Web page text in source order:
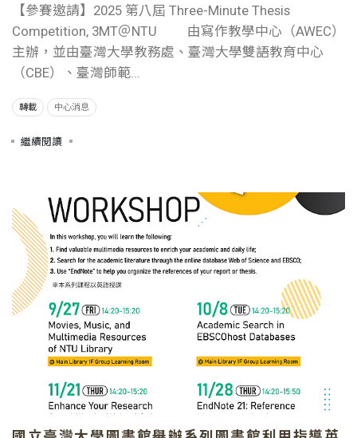
【參賽邀請】2025 第八屆 Three-Minute Thesis
Competition, 3MT＠NTU 由寫作教學中心（AWEC）
主辦，並由臺灣大學教務處、臺灣大學雙語教育中心
（CBE）、臺灣師範...
轉載 中心消息
繼續閱讀